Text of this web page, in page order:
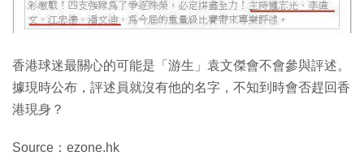
香港球迷最關心的可能是「游生」袁文傑會不會參與評述。
據現時公布，評述員就沒有他的名字，不知到時會否趕回香
港現身？
Source：ezone.hk